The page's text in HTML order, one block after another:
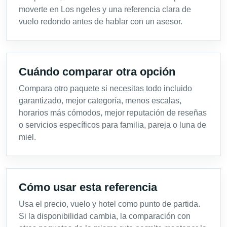
moverte en Los ngeles y una referencia clara de
vuelo redondo antes de hablar con un asesor.
Cuándo comparar otra opción
Compara otro paquete si necesitas todo incluido
garantizado, mejor categoría, menos escalas,
horarios más cómodos, mejor reputación de reseñas
o servicios específicos para familia, pareja o luna de
miel.
Cómo usar esta referencia
Usa el precio, vuelo y hotel como punto de partida.
Si la disponibilidad cambia, la comparación con